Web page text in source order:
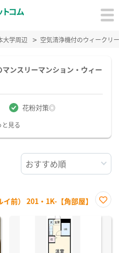
大学周辺 空気清浄機付のウィークリ
ンスリーマンション・ウィー
花粉対策◎
と見る
前） 201・1K-【角部屋】
に入